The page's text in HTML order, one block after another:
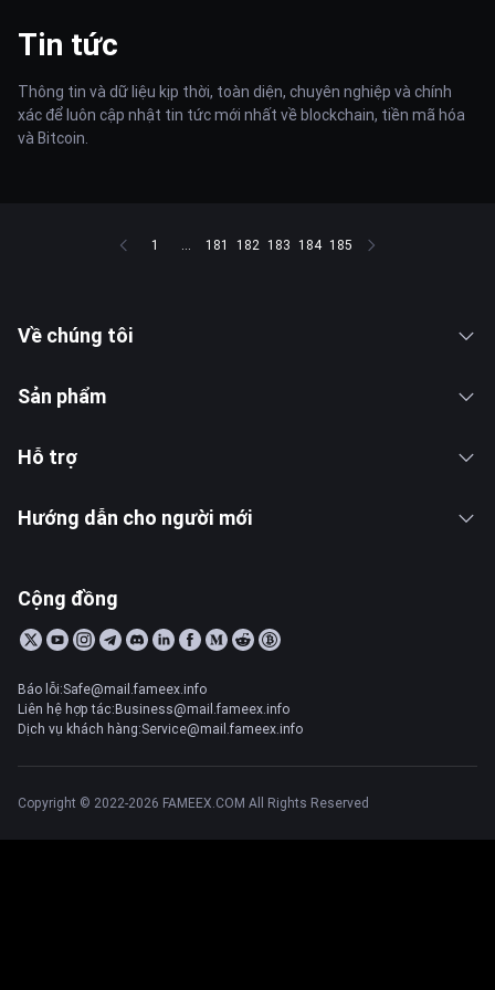
Tin tức
Thông tin và dữ liệu kịp thời, toàn diện, chuyên nghiệp và chính
xác để luôn cập nhật tin tức mới nhất về blockchain, tiền mã hóa
và Bitcoin.
1 ... 181 182 183 184 185
Về chúng tôi
Sản phẩm
Hỗ trợ
Hướng dẫn cho người mới
Cộng đồng
Báo lỗi:Safe@mail.fameex.info
Liên hệ hợp tác:Business@mail.fameex.info
Dịch vụ khách hàng:Service@mail.fameex.info
Copyright © 2022-2026 FAMEEX.COM All Rights Reserved